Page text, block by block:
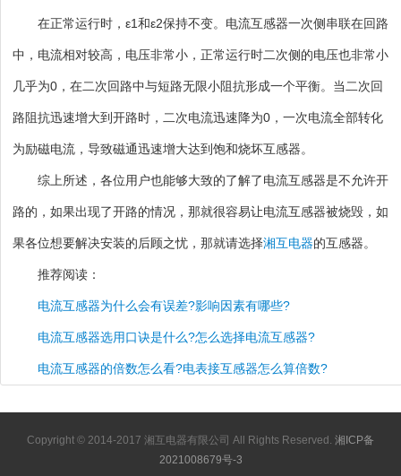
在正常运行时，ε1和ε2保持不变。电流互感器一次侧串联在回路
中，电流相对较高，电压非常小，正常运行时二次侧的电压也非常小
几乎为0，在二次回路中与短路无限小阻抗形成一个平衡。当二次回
路阻抗迅速增大到开路时，二次电流迅速降为0，一次电流全部转化
为励磁电流，导致磁通迅速增大达到饱和烧坏互感器。
综上所述，各位用户也能够大致的了解了电流互感器是不允许开
路的，如果出现了开路的情况，那就很容易让电流互感器被烧毁，如
果各位想要解决安装的后顾之忧，那就请选择湘互电器的互感器。
推荐阅读：
电流互感器为什么会有误差?影响因素有哪些?
电流互感器选用口诀是什么?怎么选择电流互感器?
电流互感器的倍数怎么看?电表接互感器怎么算倍数?
Copyright © 2014-2017 湘互电器有限公司 All Rights Reserved. 湘ICP备
2021008679号-3